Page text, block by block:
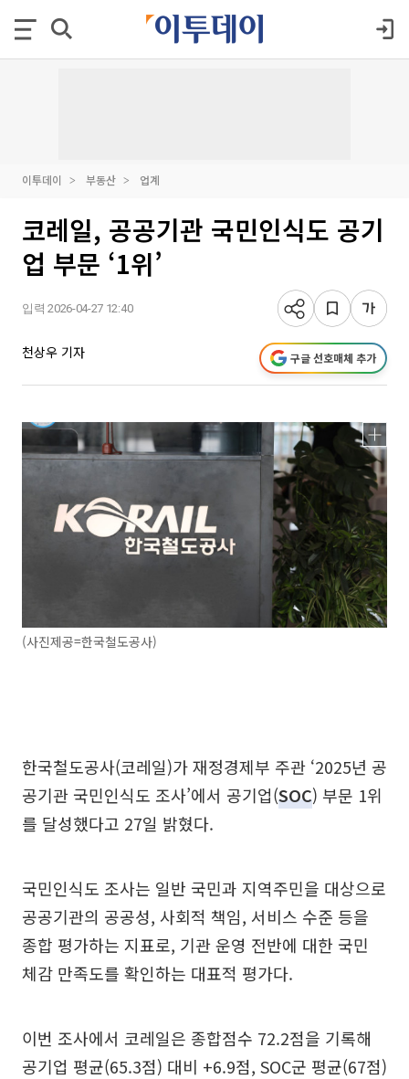
이투데이 부동산 업계
코레일, 공공기관 국민인식도 공기
업 부문 ‘1위’
입력 2026-04-27 12:40
천상우 기자 구글 선호매체 추가
(사진제공=한국철도공사)
한국철도공사(코레일)가 재정경제부 주관 ‘2025년 공
공기관 국민인식도 조사’에서 공기업(SOC) 부문 1위
를 달성했다고 27일 밝혔다.
국민인식도 조사는 일반 국민과 지역주민을 대상으로
공공기관의 공공성, 사회적 책임, 서비스 수준 등을
종합 평가하는 지표로, 기관 운영 전반에 대한 국민
체감 만족도를 확인하는 대표적 평가다.
이번 조사에서 코레일은 종합점수 72.2점을 기록해
공기업 평균(65.3점) 대비 +6.9점, SOC군 평균(67점)